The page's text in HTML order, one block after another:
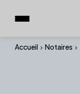
Accueil Notaires